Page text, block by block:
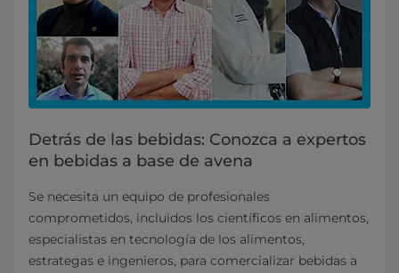
Detrás de las bebidas: Conozca a expertos
en bebidas a base de avena
Se necesita un equipo de profesionales
comprometidos, incluidos los científicos en alimentos,
especialistas en tecnología de los alimentos,
estrategas e ingenieros, para comercializar bebidas a